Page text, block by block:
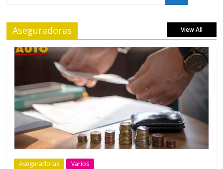
Aseguradoras View All
Aseguradoras Varios